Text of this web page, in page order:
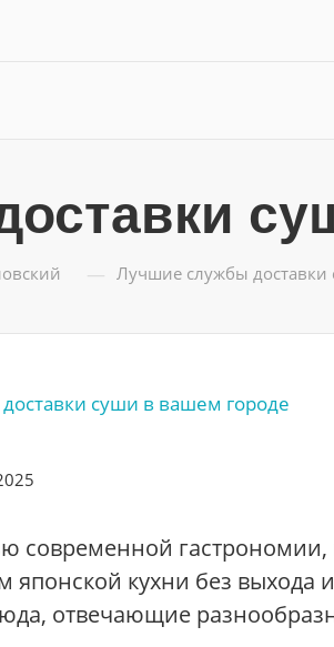
— Лучшие службы
современной гастрономии‚
японской кухни без выхода
отвечающие